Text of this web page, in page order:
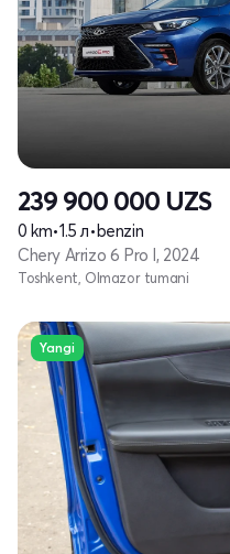
239 900 000 UZS
0 km•1.5 л•benzin
Chery Arrizo 6 Pro I, 2024
Toshkent, Olmazor tumani
Yangi